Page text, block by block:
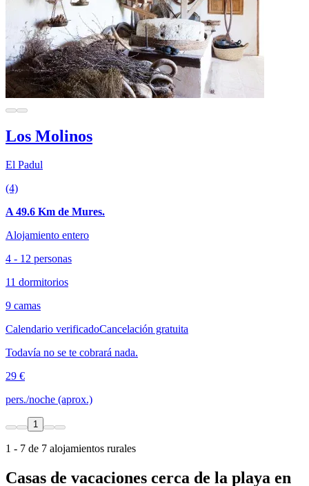
Los Molinos
El Padul
(4)
A 49.6 Km de Mures.
Alojamiento entero
4 - 12 personas
11 dormitorios
9 camas
Calendario verificadoCancelación gratuita
Todavía no se te cobrará nada.
29 €
pers./noche (aprox.)
1
1 - 7 de 7 alojamientos rurales
Casas de vacaciones cerca de la playa en